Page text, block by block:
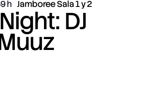
Jamboree Sala 1 y 2
DJ